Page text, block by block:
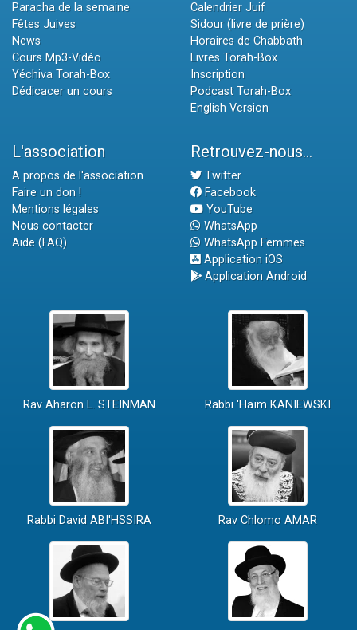
Paracha de la semaine
Fêtes Juives
News
Cours Mp3-Vidéo
Yéchiva Torah-Box
Dédicacer un cours
Calendrier Juif
Sidour (livre de prière)
Horaires de Chabbath
Livres Torah-Box
Inscription
Podcast Torah-Box
English Version
L'association
A propos de l'association
Faire un don !
Mentions légales
Nous contacter
Aide (FAQ)
Retrouvez-nous...
Twitter
Facebook
YouTube
WhatsApp
WhatsApp Femmes
Application iOS
Application Android
Rav Aharon L. STEINMAN Rabbi 'Haïm KANIEWSKI
Rabbi David ABI'HSSIRA Rav Chlomo AMAR